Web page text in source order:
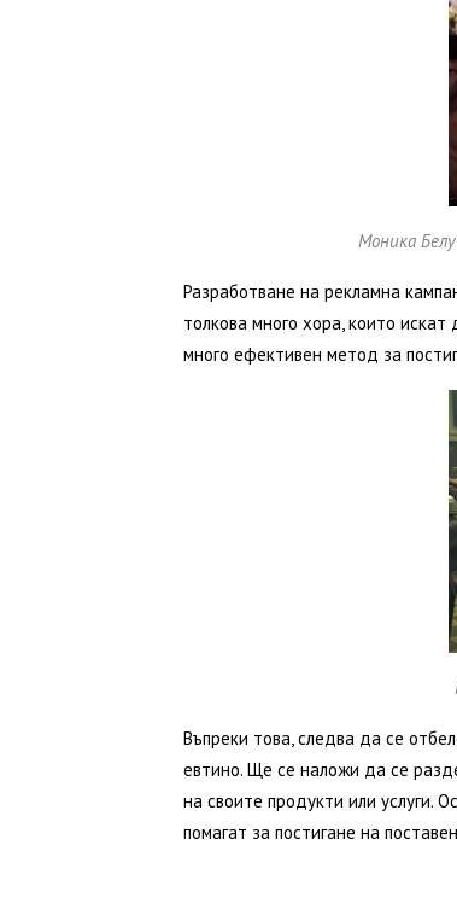
Моника
Разработване на рекламна
толкова много хора, които
много ефективен метод за
Въпреки това, следва да се
евтино. Ще се наложи да се
на своите продукти или услуги.
помагат за постигане на